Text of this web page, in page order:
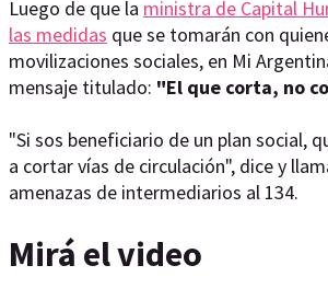
Luego de que la ministra de Capital
las medidas que se tomarán con
movilizaciones sociales, en Mi
mensaje titulado: "El que corta, no
"Si sos beneficiario de un plan social,
a cortar vías de circulación", dice y
amenazas de intermediarios al 134.
Mirá el video